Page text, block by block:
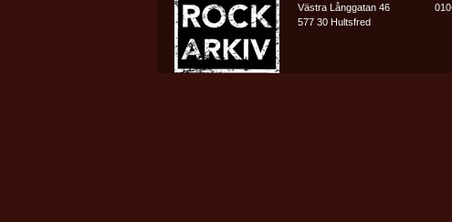
Västra Långgatan 46
577 30 Hultsfred